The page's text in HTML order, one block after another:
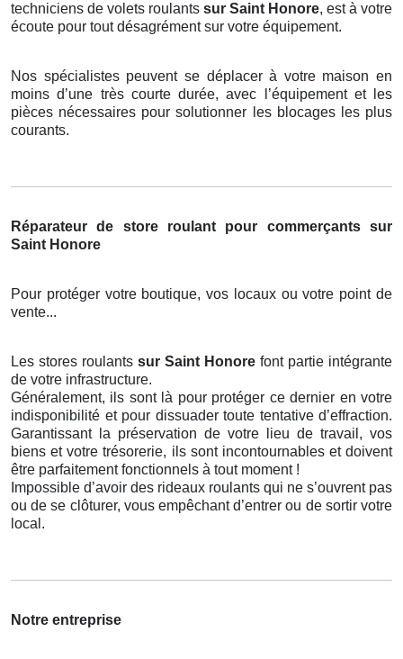
techniciens de volets roulants sur Saint Honore, est à votre
écoute pour tout désagrément sur votre équipement.
Nos spécialistes peuvent se déplacer à votre maison en
moins d’une très courte durée, avec l’équipement et les
pièces nécessaires pour solutionner les blocages les plus
courants.
Réparateur de store roulant pour commerçants sur
Saint Honore
Pour protéger votre boutique, vos locaux ou votre point de
vente...
Les stores roulants sur Saint Honore font partie intégrante
de votre infrastructure.
Généralement, ils sont là pour protéger ce dernier en votre
indisponibilité et pour dissuader toute tentative d’effraction.
Garantissant la préservation de votre lieu de travail, vos
biens et votre trésorerie, ils sont incontournables et doivent
être parfaitement fonctionnels à tout moment !
Impossible d’avoir des rideaux roulants qui ne s’ouvrent pas
ou de se clôturer, vous empêchant d’entrer ou de sortir votre
local.
Notre entreprise